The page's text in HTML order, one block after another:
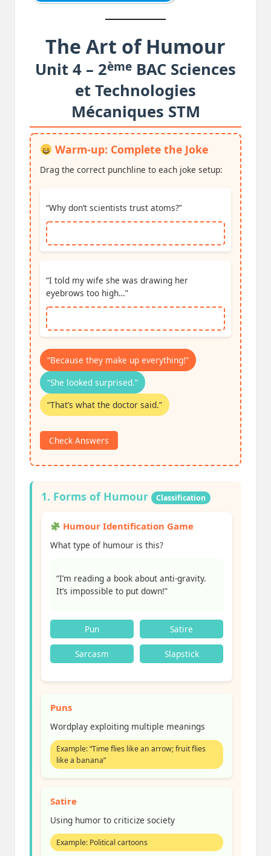
The Art of Humour
Unit 4 – 2ème BAC Sciences
et Technologies
Mécaniques STM
Warm-up: Complete the Joke
Drag the correct punchline to each joke setup:
“Why don’t scientists trust atoms?”
“I told my wife she was drawing her
eyebrows too high…”
“Because they make up everything!”
“She looked surprised.”
“That’s what the doctor said.”
Check Answers
1. Forms of Humour Classification
Humour Identification Game
What type of humour is this?
“I’m reading a book about anti-gravity.
It’s impossible to put down!”
Pun Satire
Sarcasm Slapstick
Puns
Wordplay exploiting multiple meanings
Example: “Time flies like an arrow; fruit flies
like a banana”
Satire
Using humor to criticize society
Example: Political cartoons